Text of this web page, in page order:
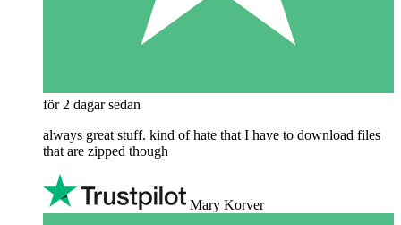
för 2 dagar sedan
always great stuff. kind of hate that I have to download files
that are zipped though
Mary Korver